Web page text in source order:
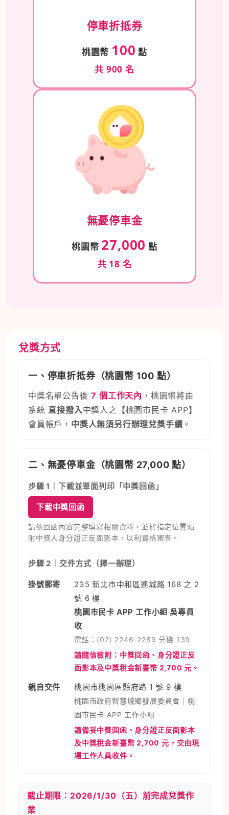
停車折抵券
桃園幣 100 點
共 900 名
無憂停車金
桃園幣 27,000 點
共 18 名
兌獎方式
一、停車折抵券（桃園幣 100 點）
中獎名單公告後7 個工作天內 ，桃園幣將由
系統 直接撥入中獎人之【桃園市民卡 APP】
會員帳戶， 中獎人無須另行辦理兌獎手續 。
二、無憂停車金（桃園幣 27,000 點）
步驟 1｜下載並單面列印「中獎回函」
下載中獎回函
請依回函內容完整填寫相關資料，並於指定位置貼
附中獎人身分證正反面影本，以利資格審查。
步驟 2｜交件方式（擇一辦理）
掛號郵寄
235 新北市中和區連城路 168 之 2
號 6 樓
桃園市民卡 APP 工作小組 吳專員
收
電話：(02) 2246-2289 分機 139
請隨信檢附：中獎回函、身分證正反
面影本及中獎稅金新臺幣 2,700 元。
親自交件 桃園市桃園區縣府路 1 號 9 樓
桃園市政府智慧城鄉發展委員會｜桃
園市民卡 APP 工作小組
請備妥中獎回函、身分證正反面影本
及中獎稅金新臺幣 2,700 元，交由現
場工作人員收件。
截止期限：2026/1/30（五）前完成兌獎作
業